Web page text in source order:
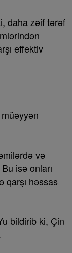
daha zəif tərəf
effektiv
və
isə onları
qarşı həssas
bildirib ki, Çin